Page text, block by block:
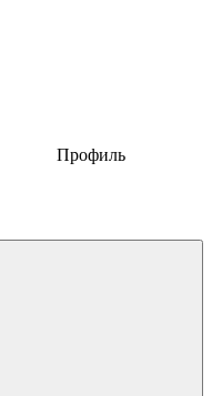
Профиль